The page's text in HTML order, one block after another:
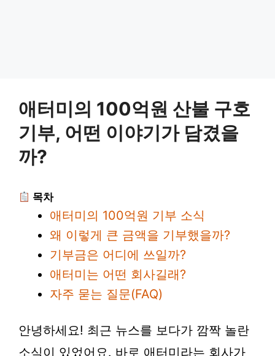
애터미의 100억원 산불 구호
기부, 어떤 이야기가 담겼을
까?
목차
애터미의 100억원 기부 소식
왜 이렇게 큰 금액을 기부했을까?
기부금은 어디에 쓰일까?
애터미는 어떤 회사길래?
자주 묻는 질문(FAQ)
안녕하세요! 최근 뉴스를 보다가 깜짝 놀란
소식이 있었어요. 바로 애터미라는 회사가